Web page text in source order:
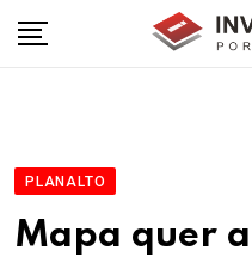
PLANALTO
Mapa quer